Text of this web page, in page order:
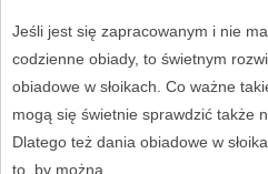
Jeśli jest się zapracowanym i nie
codzienne obiady, to świetnym
obiadowe w słoikach. Co ważne
mogą się świetnie sprawdzić także
Dlatego też dania obiadowe w
to, by można...